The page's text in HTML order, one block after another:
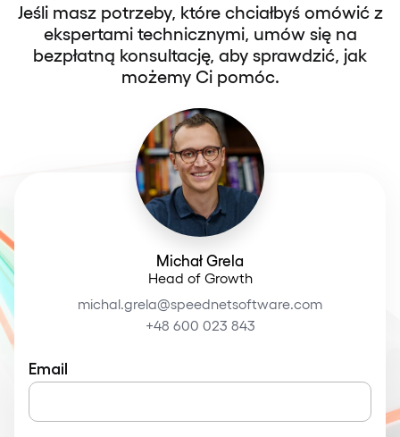
Jeśli masz potrzeby, które chciałbyś omówić z
ekspertami technicznymi, umów się na
bezpłatną konsultację, aby sprawdzić, jak
możemy Ci pomóc.
Michał Grela
Head of Growth
michal.grela@speednetsoftware.com
+48 600 023 843
Email